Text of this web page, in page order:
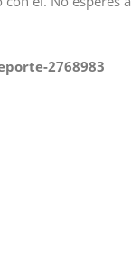
2768983